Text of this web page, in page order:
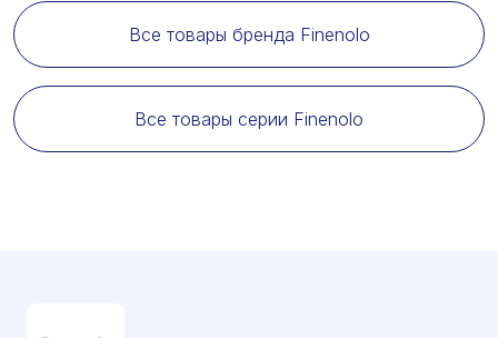
Все товары бренда Finenolo
Все товары серии Finenolo